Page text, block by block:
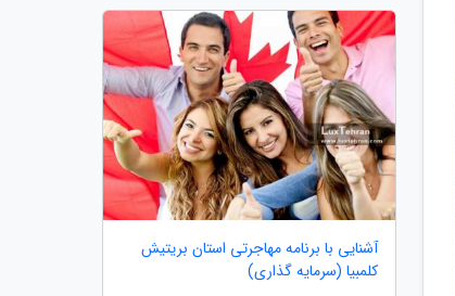
آشنایی با برنامه مهاجرتی استان بریتیش
کلمبیا (سرمایه گذاری)